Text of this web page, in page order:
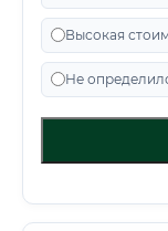
Высокая
Не